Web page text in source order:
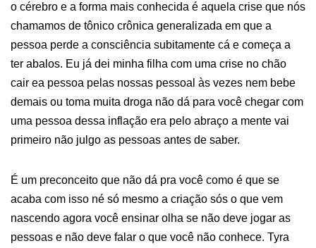
o cérebro e a forma mais conhecida é aquela crise que nós
chamamos de tônico crônica generalizada em que a
pessoa perde a consciência subitamente cá e começa a
ter abalos. Eu já dei minha filha com uma crise no chão
cair ea pessoa pelas nossas pessoal às vezes nem bebe
demais ou toma muita droga não dá para você chegar com
uma pessoa dessa inflação era pelo abraço a mente vai
primeiro não julgo as pessoas antes de saber.
É um preconceito que não dá pra você como é que se
acaba com isso né só mesmo a criação sós o que vem
nascendo agora você ensinar olha se não deve jogar as
pessoas e não deve falar o que você não conhece. Tyra